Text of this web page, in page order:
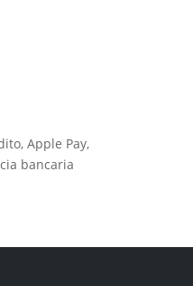
Apple Pay,
bancaria